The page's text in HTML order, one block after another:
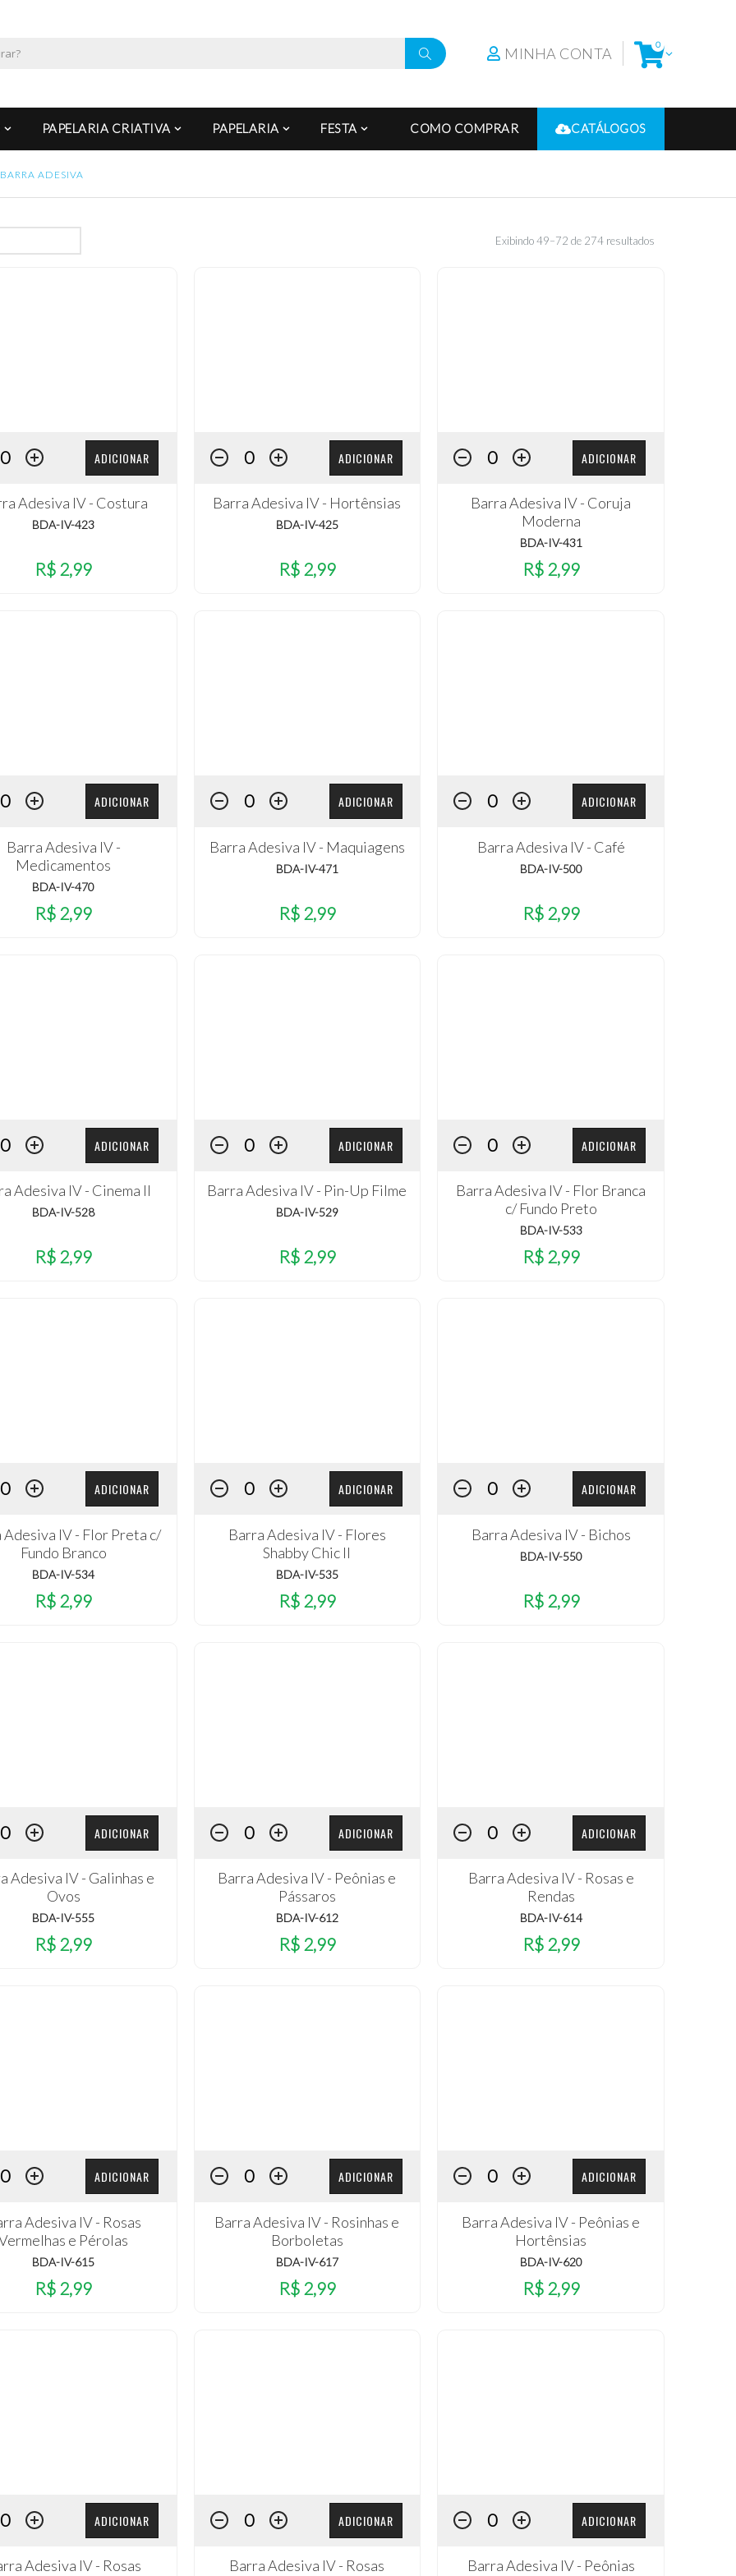
MINHA CONTA 0
PAPELARIA CRIATIVA PAPELARIA FESTA COMO COMPRAR CATÁLOGOS
BARRA ADESIVA
Exibindo 49–72 de 274 resultados
ADICIONAR
Adesiva IV - Costura
BDA-IV-423
R$ 2,99
ADICIONAR
Barra Adesiva IV - Hortênsias
BDA-IV-425
R$ 2,99
ADICIONAR
Barra Adesiva IV - Coruja
Moderna
BDA-IV-431
R$ 2,99
ADICIONAR
Barra Adesiva IV -
Medicamentos
BDA-IV-470
R$ 2,99
ADICIONAR
Barra Adesiva IV - Maquiagens
BDA-IV-471
R$ 2,99
ADICIONAR
Barra Adesiva IV - Café
BDA-IV-500
R$ 2,99
ADICIONAR
Adesiva IV - Cinema II
BDA-IV-528
R$ 2,99
ADICIONAR
Barra Adesiva IV - Pin-Up Filme
BDA-IV-529
R$ 2,99
ADICIONAR
Barra Adesiva IV - Flor Branca
c/ Fundo Preto
BDA-IV-533
R$ 2,99
ADICIONAR
Adesiva IV - Flor Preta c/
Fundo Branco
BDA-IV-534
R$ 2,99
ADICIONAR
Barra Adesiva IV - Flores
Shabby Chic II
BDA-IV-535
R$ 2,99
ADICIONAR
Barra Adesiva IV - Bichos
BDA-IV-550
R$ 2,99
ADICIONAR
Adesiva IV - Galinhas e
Ovos
BDA-IV-555
R$ 2,99
ADICIONAR
Barra Adesiva IV - Peônias e
Pássaros
BDA-IV-612
R$ 2,99
ADICIONAR
Barra Adesiva IV - Rosas e
Rendas
BDA-IV-614
R$ 2,99
ADICIONAR
Adesiva IV - Rosas
e Pérolas
BDA-IV-615
R$ 2,99
ADICIONAR
Barra Adesiva IV - Rosinhas e
Borboletas
BDA-IV-617
R$ 2,99
ADICIONAR
Barra Adesiva IV - Peônias e
Hortênsias
BDA-IV-620
R$ 2,99
ADICIONAR
Adesiva IV - Rosas
ADICIONAR
Barra Adesiva IV - Rosas
ADICIONAR
Barra Adesiva IV - Peônias